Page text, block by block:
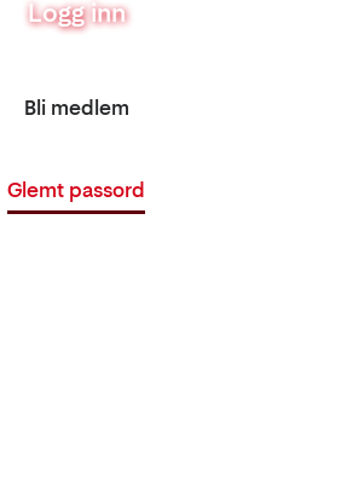
Logg inn
Bli medlem
Glemt passord